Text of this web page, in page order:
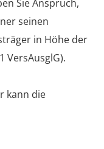
Sie Anspruch,
seinen
in Höhe der
VersAusglG).
kann die